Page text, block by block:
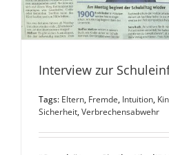
Interview zur
Tags: Eltern, Fremde, Intuition,
Sicherheit,Verbrechensabwehr